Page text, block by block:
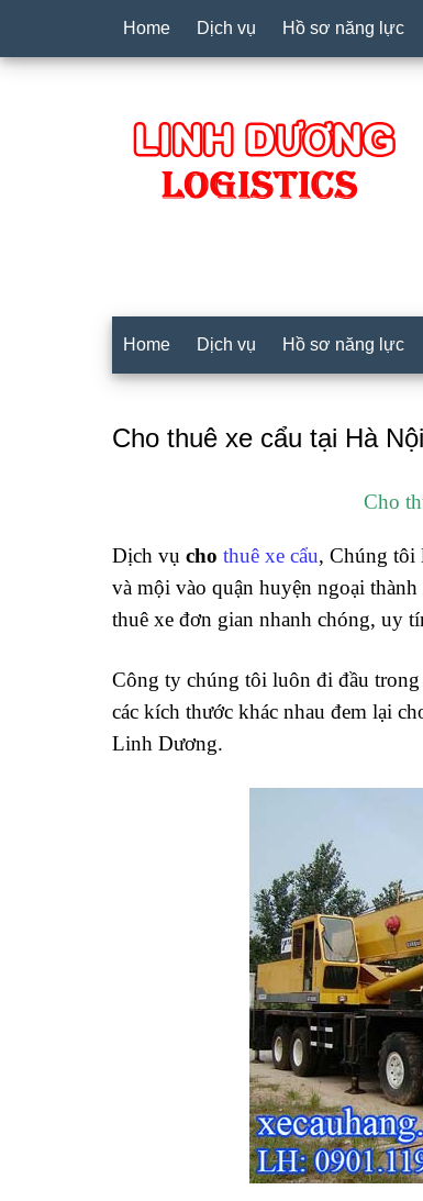
Home Dịch vụ Hồ sơ năng lực
Home Dịch vụ Hồ sơ năng lực
Cho thuê xe cẩu tại Hà
Cho
Dịch vụ cho thuê xe cẩu, Chúng tôi
và mội vào quận huyện ngoại
thuê xe đơn gian nhanh chóng, uy
Công ty chúng tôi luôn đi đầu
các kích thước khác nhau đem lại
Linh Dương.